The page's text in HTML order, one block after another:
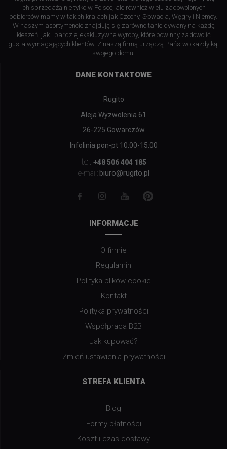
ich sprzedażą nie tylko w Polsce, ale również wielu zadowolonych
odbiorców mamy w takich krajach jak Czechy, Słowacja, Węgry i Niemcy.
W naszym asortymencie znajdują się zarówno tanie dywany na każdą
kieszeń, jak i bardziej ekskluzywne wyroby, które powinny zadowolić
gusta wymagających klientów. Z naszą firmą urządzą Państwo każdy kąt
swojego domu!
DANE KONTAKTOWE
Rugito
Aleja Wyzwolenia 61
26-225 Gowarczów
Infolinia pon-pt 10:00-15:00
tel.
+48 506 404 185
e-mail: biuro@rugito.pl
INFORMACJE
O firmie
Regulamin
Polityka plików cookie
Kontakt
Polityka prywatności
Współpraca B2B
Jak kupować?
Zmień ustawienia prywatności
STREFA KLIENTA
Blog
Formy płatności
Koszt i czas dostawy